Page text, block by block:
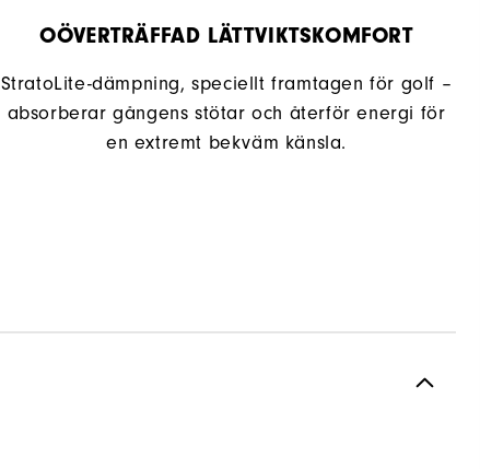
OÖVERTRÄFFAD LÄTTVIKTSKOMFORT
StratoLite-dämpning, speciellt framtagen för golf –
absorberar gångens stötar och återför energi för
en extremt bekväm känsla.